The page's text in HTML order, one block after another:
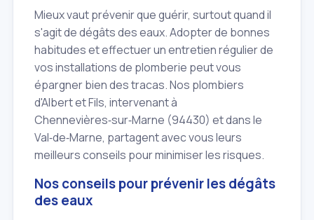
Mieux vaut prévenir que guérir, surtout quand il
s'agit de dégâts des eaux. Adopter de bonnes
habitudes et effectuer un entretien régulier de
vos installations de plomberie peut vous
épargner bien des tracas. Nos plombiers
d'Albert et Fils, intervenant à
Chennevières‑sur‑Marne (94430) et dans le
Val‑de‑Marne, partagent avec vous leurs
meilleurs conseils pour minimiser les risques.
Nos conseils pour prévenir les dégâts
des eaux